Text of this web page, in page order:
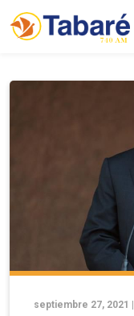
septiembre 27, 2021 |